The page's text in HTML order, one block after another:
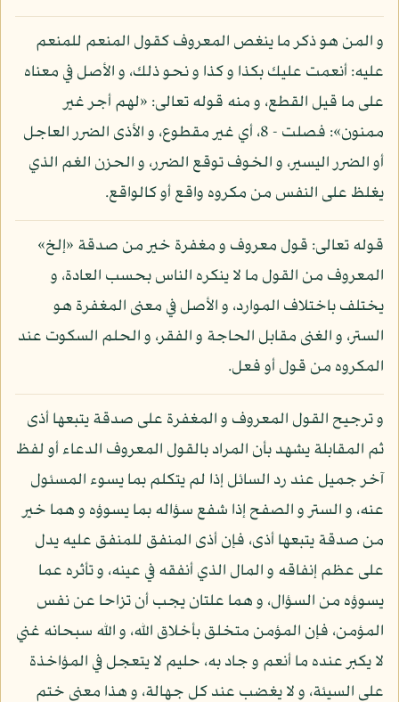
و المن هو ذكر ما ينغص المعروف كقول المنعم للمنعم
عليه: أنعمت عليك بكذا و كذا و نحو ذلك، و الأصل في معناه
على ما قيل القطع، و منه قوله تعالى: «لهم أجر غير
ممنون»: فصلت - 8، أي غير مقطوع، و الأذى الضرر العاجل
أو الضرر اليسير، و الخوف توقع الضرر، و الحزن الغم الذي
يغلظ على النفس من مكروه واقع أو كالواقع.
قوله تعالى: قول معروف و مغفرة خير من صدقة «إلخ»
المعروف من القول ما لا ينكره الناس بحسب العادة، و
يختلف باختلاف الموارد، و الأصل في معنى المغفرة هو
الستر، و الغنى مقابل الحاجة و الفقر، و الحلم السكوت عند
المكروه من قول أو فعل.
و ترجيح القول المعروف و المغفرة على صدقة يتبعها أذى
ثم المقابلة يشهد بأن المراد بالقول المعروف الدعاء أو لفظ
آخر جميل عند رد السائل إذا لم يتكلم بما يسوء المسئول
عنه، و الستر و الصفح إذا شفع سؤاله بما يسوؤه و هما خير
من صدقة يتبعها أذى، فإن أذى المنفق للمنفق عليه يدل
على عظم إنفاقه و المال الذي أنفقه في عينه، و تأثره عما
يسوؤه من السؤال، و هما علتان يجب أن تزاحا عن نفس
المؤمن، فإن المؤمن متخلق بأخلاق الله، و الله سبحانه غني
لا يكبر عنده ما أنعم و جاد به، حليم لا يتعجل في المؤاخذة
على السيئة، و لا يغضب عند كل جهالة، و هذا معنى ختم